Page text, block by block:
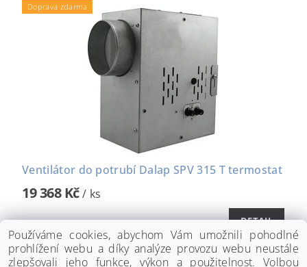
Doprava zdarma
Ventilátor do potrubí Dalap SPV 315 T termostat
19 368 Kč/ ks
DETAIL
Používáme cookies, abychom Vám umožnili pohodlné
prohlížení webu a díky analýze provozu webu neustále
zlepšovali jeho funkce, výkon a použitelnost. Volbou